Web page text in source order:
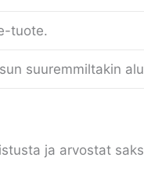
tuote.
suuremmiltakin
ja arvostat